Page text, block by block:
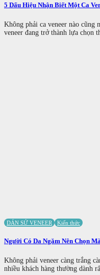
5 Dấu Hiệu Nhận Biết Một Ca
Không phải ca veneer nào
veneer đang trở thành lựa chọn
DÁN SỨ VENEER Kiến thức
Người Có Da Ngăm Nên Chọn
Không phải veneer càng trắng
nhiều khách hàng thường dành